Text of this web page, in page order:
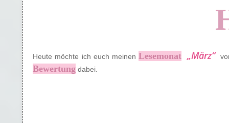
Heute möchte ich euch meinen Lesemonat „März“
Bewertung dabei.